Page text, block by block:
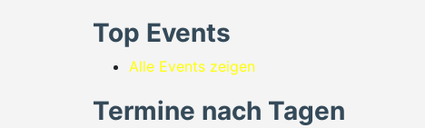
Top Events
Alle Events zeigen
Termine nach Tagen